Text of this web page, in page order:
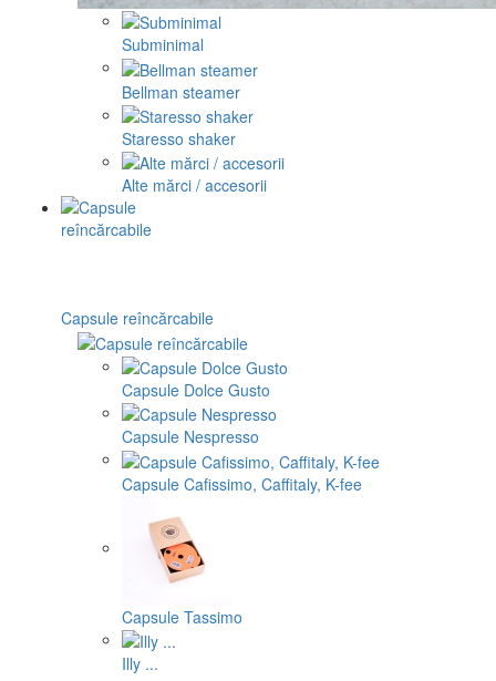
Subminimal
Bellman steamer
Staresso shaker
Alte mărci / accesorii
Capsule reîncărcabile
Capsule Dolce Gusto
Capsule Nespresso
Capsule Cafissimo, Caffitaly, K-fee
Capsule Tassimo
Illy ...